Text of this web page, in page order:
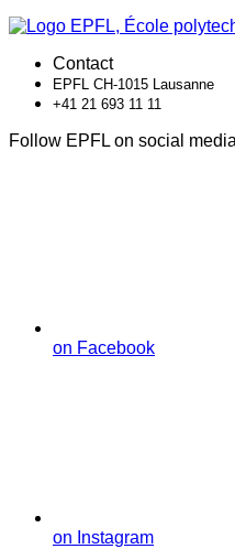
Contact
EPFL CH-1015 Lausanne
+41 21 693 11 11
Follow EPFL on social media
on Facebook
on Instagram